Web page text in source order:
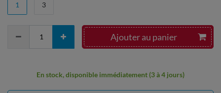
1 3
Ajouter au panier
En stock, disponible immédiatement (3 à 4 jours)